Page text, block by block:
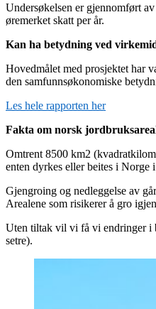
Undersøkelsen er gjennomført
øremerket skatt per år.
Kan ha betydning ved
Hovedmålet med prosjektet har
den samfunnsøkonomiske
Les hele rapporten her
Fakta om norsk
Omtrent 8500 km2
enten dyrkes eller beites i Norge
Gjengroing og nedleggelse av
Arealene som risikerer å gro
Uten tiltak vil vi få vi endringer i
setre).